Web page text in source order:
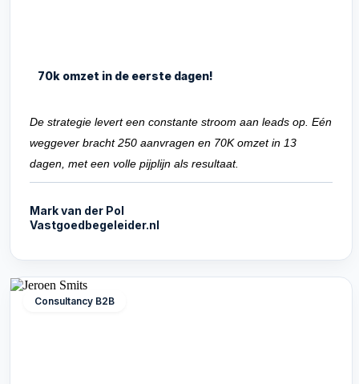
70k omzet in de eerste dagen!
De strategie levert een constante stroom aan leads op. Eén
weggever bracht 250 aanvragen en 70K omzet in 13
dagen, met een volle pijplijn als resultaat.
Mark van der Pol
Vastgoedbegeleider.nl
Consultancy B2B